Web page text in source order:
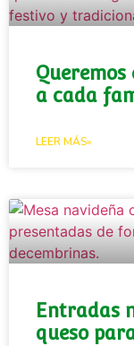
a cada
LEER MÁS»
Entradas
queso